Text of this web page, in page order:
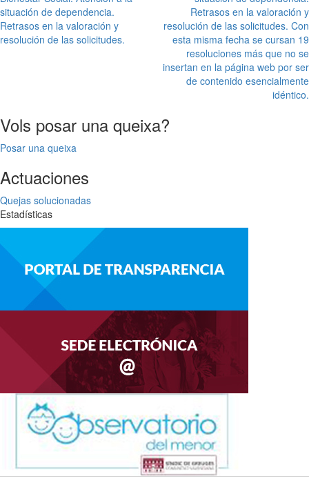
situación de dependencia.
Retrasos en la valoración y
resolución de las solicitudes.
Retrasos en la valoración y
resolución de las solicitudes. Con
esta misma fecha se cursan 19
resoluciones más que no se
insertan en la página web por ser
de contenido esencialmente
idéntico.
Vols posar una queixa?
Posar una queixa
Actuaciones
Quejas solucionadas
Estadísticas